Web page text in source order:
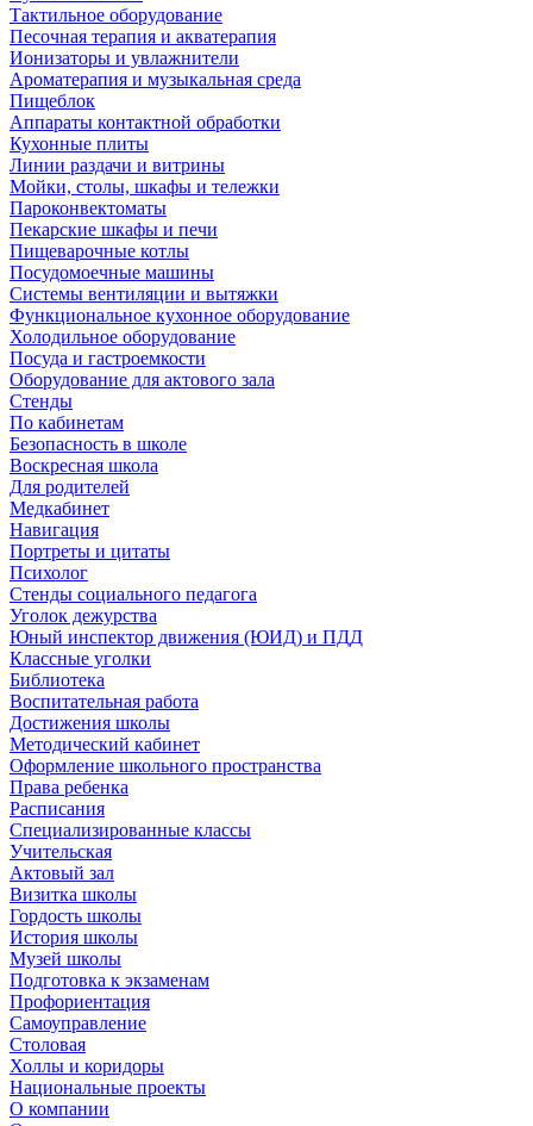
Тактильное оборудование
Песочная терапия и акватерапия
Ионизаторы и увлажнители
Ароматерапия и музыкальная среда
Пищеблок
Аппараты контактной обработки
Кухонные плиты
Линии раздачи и витрины
Мойки, столы, шкафы и тележки
Пароконвектоматы
Пекарские шкафы и печи
Пищеварочные котлы
Посудомоечные машины
Системы вентиляции и вытяжки
Функциональное кухонное оборудование
Холодильное оборудование
Посуда и гастроемкости
Оборудование для актового зала
Стенды
По кабинетам
Безопасность в школе
Воскресная школа
Для родителей
Медкабинет
Навигация
Портреты и цитаты
Психолог
Стенды социального педагога
Уголок дежурства
Юный инспектор движения (ЮИД) и ПДД
Классные уголки
Библиотека
Воспитательная работа
Достижения школы
Методический кабинет
Оформление школьного пространства
Права ребенка
Расписания
Специализированные классы
Учительская
Актовый зал
Визитка школы
Гордость школы
История школы
Музей школы
Подготовка к экзаменам
Профориентация
Самоуправление
Столовая
Холлы и коридоры
Национальные проекты
О компании